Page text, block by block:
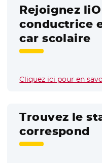
Rejoignez
conductrice
car scolaire
Cliquez ici pour en
Trouvez le
correspond